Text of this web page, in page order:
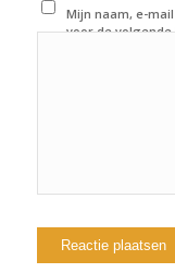
Mijn naam, e-
voor de